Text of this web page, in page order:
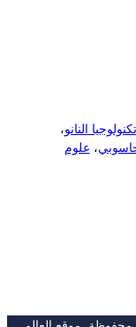
تكنولوجيا النانو،
، علوم